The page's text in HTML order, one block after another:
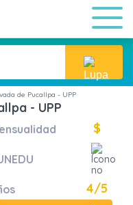
de Pucallpa - UPP
- UPP
$
4/5